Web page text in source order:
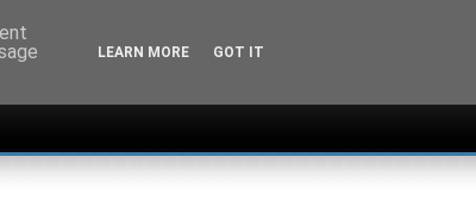
LEARN MORE GOT IT